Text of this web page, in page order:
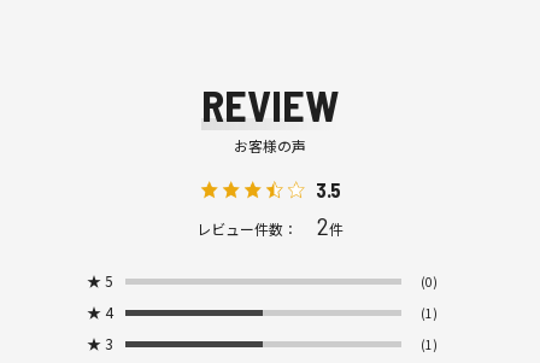
REVIEW
お客様の声
3.5
レビュー件数： 2件
★ 5 (0)
★ 4 (1)
★ 3 (1)